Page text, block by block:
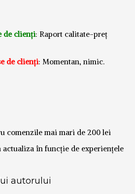
de clienți: Raport calitate-preț
de clienți: Momentan, nimic.
comenzile mai mari de 200 lei
actualiza în funcție de experiențele
autorului